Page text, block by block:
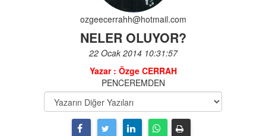
ozgeecerrahh@hotmail.com
NELER OLUYOR?
22 Ocak 2014 10:31:57
Yazar : Özge CERRAH
PENCEREMDEN